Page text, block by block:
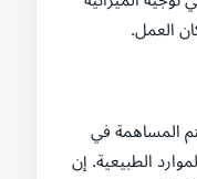
العمل.
المساهمة في
الطبيعية. إن